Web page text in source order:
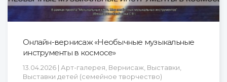
Онлайн-вернисаж «Необычные музыкальные
инструменты в космосе»
13.04.2026 | Арт-галерея, Вернисаж, Выставки,
Выставки детей (семейное творчество)